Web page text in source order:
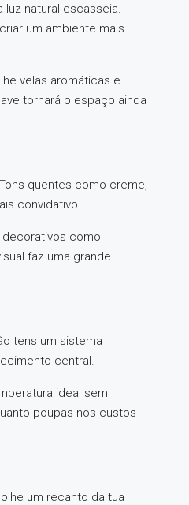
luz natural escasseia.
um ambiente mais
velas aromáticas e
tornará o espaço ainda
quentes como creme,
convidativo.
decorativos como
faz uma grande
tens um sistema
central.
ideal sem
poupas nos custos
um recanto da tua